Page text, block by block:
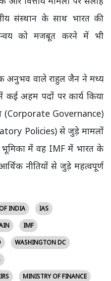
संस्थान के साथ भारत की
को मजबूत करने में भी
अनुभव वाले राहुल जैन ने मध्य
कई अहम पदों पर कार्य किया
(Corporate Governance)
Policies) से जुड़े मामलों
भूमिका में वह IMF में भारत के
नीतियों से जुड़े महत्वपूर्ण
INDIA
IAS
IMF
WASHINGTON DC
MINISTRY OF FINANCE